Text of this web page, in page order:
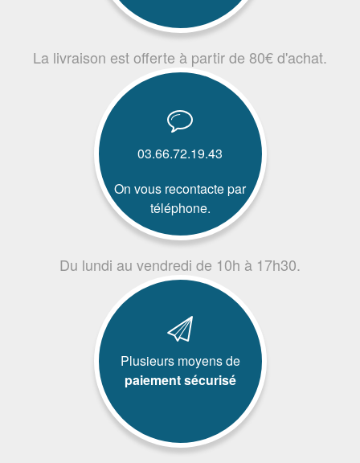
La livraison est offerte à partir de 80€ d'achat.
03.66.72.19.43
On vous recontacte par
téléphone.
Du lundi au vendredi de 10h à 17h30.
Plusieurs moyens de
paiement sécurisé